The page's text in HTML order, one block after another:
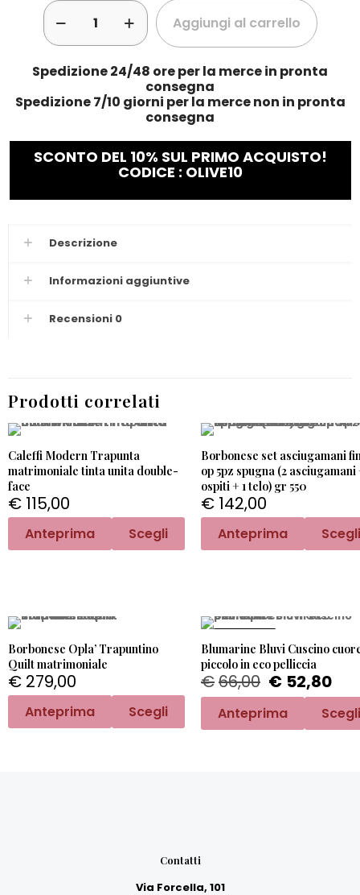
Aggiungi al carrello
Spedizione 24/48 ore per la merce in pronta
consegna
Spedizione 7/10 giorni per la merce non in pronta
consegna
SCONTO DEL 10% SUL PRIMO ACQUISTO!
CODICE : OLIVE10
Descrizione
Informazioni aggiuntive
Recensioni 0
Prodotti correlati
Caleffi Modern Trapunta
matrimoniale tinta unita double-
face
€ 115,00
Anteprima Scegli
Borbonese set asciugamani
op 5pz spugna (2 asciugamani
ospiti + 1 telo) gr 550
€ 142,00
Anteprima Scegli
Borbonese Opla’ Trapuntino
Quilt matrimoniale
€ 279,00
Anteprima Scegli
Blumarine Bluvi Cuscino
piccolo in eco pelliccia
€66,00 € 52,80
Anteprima Scegli
Contatti
Via Forcella, 101